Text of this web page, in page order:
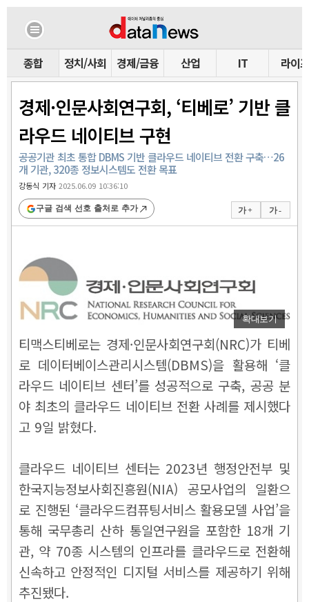
종합 정치/사회 경제/금융 산업 IT 라이프
경제·인문사회연구회, ‘티베로’ 기반 클
라우드 네이티브 구현
공공기관 최초 통합 DBMS 기반 클라우드 네이티브 전환 구축…26
개 기관, 320종 정보시스템도 전환 목표
강동식 기자2025.06.09 10:36:10
가 + 가 -
구글 검색 선호 출처로 추가
확대보기
티맥스티베로는 경제·인문사회연구회(NRC)가 티베
로 데이터베이스관리시스템(DBMS)을 활용해 ‘클
라우드 네이티브 센터’를 성공적으로 구축, 공공 분
야 최초의 클라우드 네이티브 전환 사례를 제시했다
고 9일 밝혔다.
클라우드 네이티브 센터는 2023년 행정안전부 및
한국지능정보사회진흥원(NIA) 공모사업의 일환으
로 진행된 ‘클라우드컴퓨팅서비스 활용모델 사업’을
통해 국무총리 산하 통일연구원을 포함한 18개 기
관, 약 70종 시스템의 인프라를 클라우드로 전환해
신속하고 안정적인 디지털 서비스를 제공하기 위해
추진됐다.